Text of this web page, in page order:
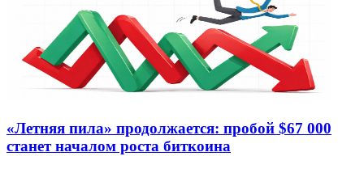
«Летняя пила» продолжается: пробой $67 000
станет началом роста биткоина